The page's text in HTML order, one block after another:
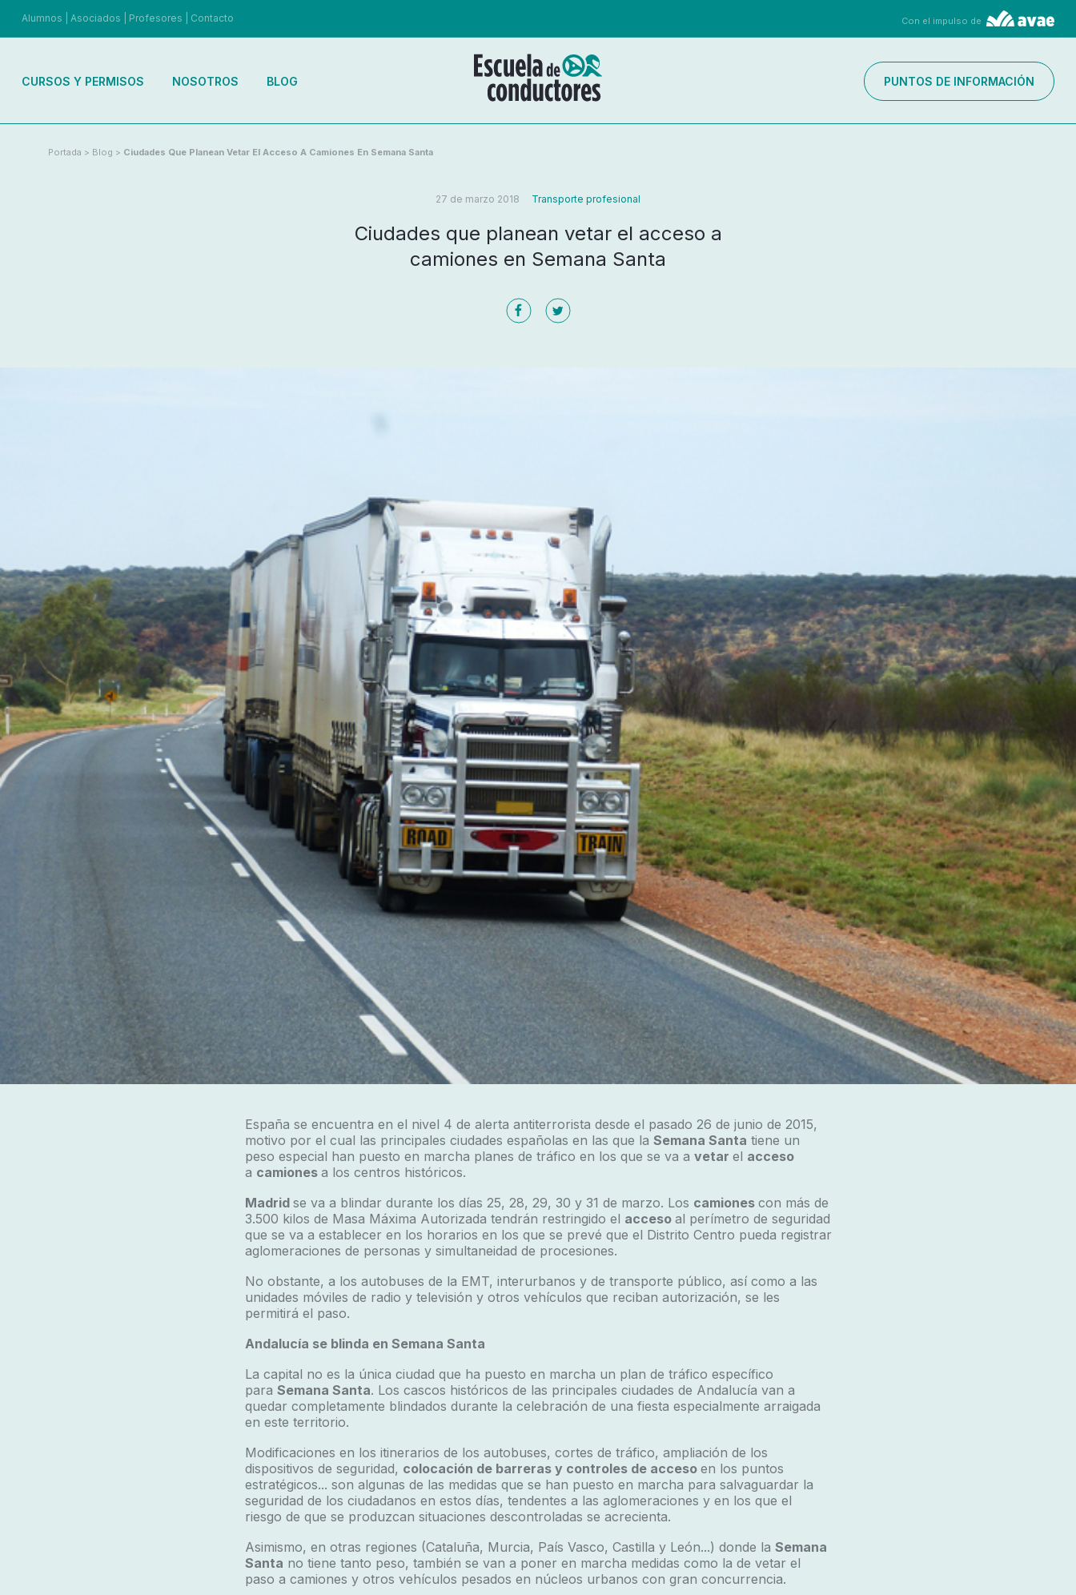
Alumnos Asociados Profesores Contacto Con el impulso de
CURSOS Y PERMISOS NOSOTROS BLOG PUNTOS DE INFORMACIÓN
Portada > Blog > Ciudades Que Planean Vetar El Acceso A Camiones En Semana Santa
27 de marzo 2018 Transporte profesional
Ciudades que planean vetar el acceso a
camiones en Semana Santa
España se encuentra en el nivel 4 de alerta antiterrorista desde el pasado 26 de junio de 2015,
motivo por el cual las principales ciudades españolas en las que la Semana Santa tiene un
peso especial han puesto en marcha planes de tráfico en los que se va a vetar el acceso
a camiones a los centros históricos.
Madrid se va a blindar durante los días 25, 28, 29, 30 y 31 de marzo. Los camiones con más de
3.500 kilos de Masa Máxima Autorizada tendrán restringido el acceso al perímetro de seguridad
que se va a establecer en los horarios en los que se prevé que el Distrito Centro pueda registrar
aglomeraciones de personas y simultaneidad de procesiones.
No obstante, a los autobuses de la EMT, interurbanos y de transporte público, así como a las
unidades móviles de radio y televisión y otros vehículos que reciban autorización, se les
permitirá el paso.
Andalucía se blinda en Semana Santa
La capital no es la única ciudad que ha puesto en marcha un plan de tráfico específico
para Semana Santa. Los cascos históricos de las principales ciudades de Andalucía van a
quedar completamente blindados durante la celebración de una fiesta especialmente arraigada
en este territorio.
Modificaciones en los itinerarios de los autobuses, cortes de tráfico, ampliación de los
dispositivos de seguridad, colocación de barreras y controles de acceso en los puntos
estratégicos... son algunas de las medidas que se han puesto en marcha para salvaguardar la
seguridad de los ciudadanos en estos días, tendentes a las aglomeraciones y en los que el
riesgo de que se produzcan situaciones descontroladas se acrecienta.
Asimismo, en otras regiones (Cataluña, Murcia, País Vasco, Castilla y León...) donde la Semana
Santa no tiene tanto peso, también se van a poner en marcha medidas como la de vetar el
paso a camiones y otros vehículos pesados en núcleos urbanos con gran concurrencia.